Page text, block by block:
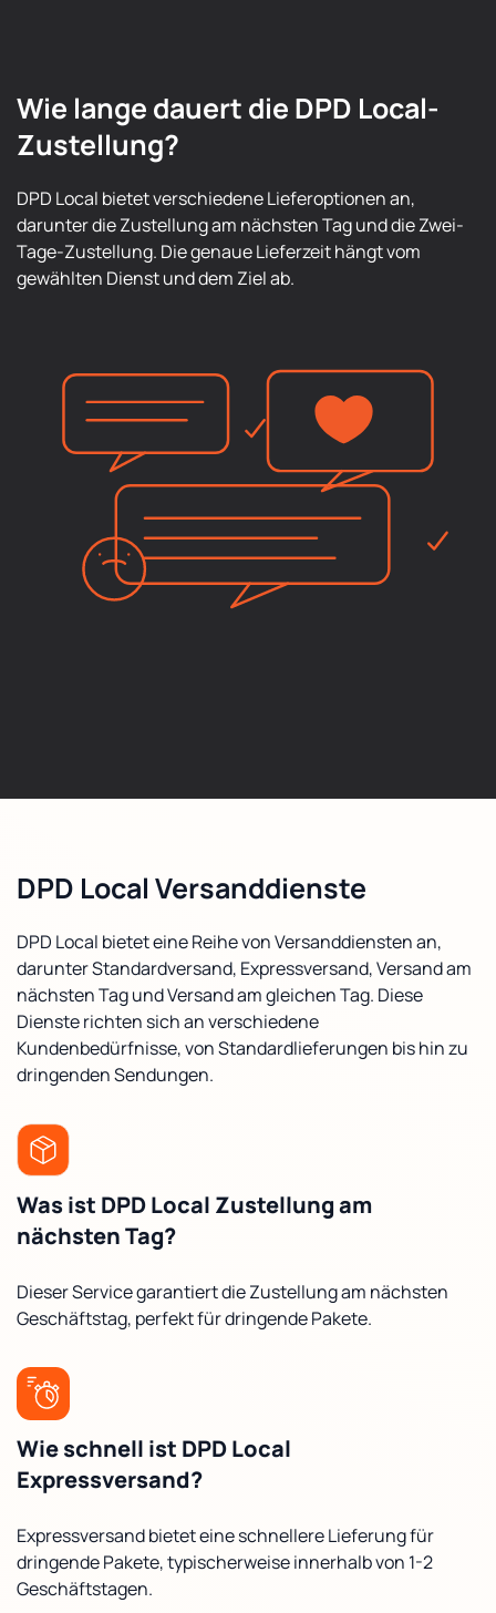
Wie lange dauert die DPD Local-
Zustellung?
DPD Local bietet verschiedene Lieferoptionen an,
darunter die Zustellung am nächsten Tag und die Zwei-
Tage-Zustellung. Die genaue Lieferzeit hängt vom
gewählten Dienst und dem Ziel ab.
DPD Local Versanddienste
DPD Local bietet eine Reihe von Versanddiensten an,
darunter Standardversand, Expressversand, Versand am
nächsten Tag und Versand am gleichen Tag. Diese
Dienste richten sich an verschiedene
Kundenbedürfnisse, von Standardlieferungen bis hin zu
dringenden Sendungen.
Was ist DPD Local Zustellung am
nächsten Tag?
Dieser Service garantiert die Zustellung am nächsten
Geschäftstag, perfekt für dringende Pakete.
Wie schnell ist DPD Local
Expressversand?
Expressversand bietet eine schnellere Lieferung für
dringende Pakete, typischerweise innerhalb von 1-2
Geschäftstagen.